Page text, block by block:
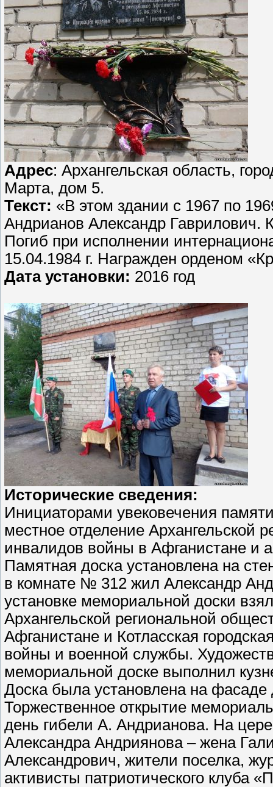
Адрес: Архангельская область,
Марта, дом 5.
Текст: «В этом здании с 1967 по
Андрианов Александр Гаврилович.
Погиб при исполнении
15.04.1984 г. Награжден орденом
Дата установки: 2016 год
Исторические сведения:
Инициаторами увековечения
местное отделение Архангельской
инвалидов войны в Афганистане и
Памятная доска установлена на
в комнате № 312 жил Александр
установке мемориальной доски
Архангельской региональной
Афганистане и Котласская
войны и военной службы.
мемориальной доске выполнил
Доска была установлена на
Торжественное открытие
день гибели А. Андрианова. На
Александра Андриянова – жена
Александрович, жители поселка,
активисты патриотического клуба